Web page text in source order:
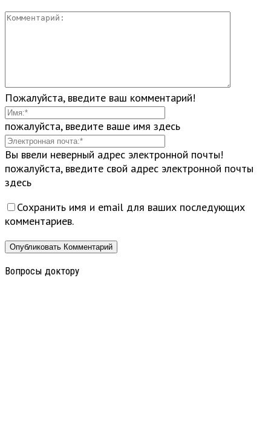
Пожалуйста, введите ваш комментарий!
пожалуйста, введите ваше имя здесь
Вы ввели неверный адрес электронной почты!
пожалуйста, введите свой адрес электронной почты
здесь
Сохранить имя и email для ваших последующих
комментариев.
Вопросы доктору